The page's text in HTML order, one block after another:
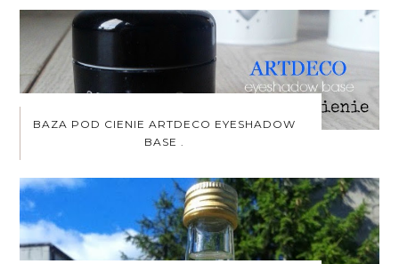
BAZA POD CIENIE ARTDECO EYESHADOW
BASE .